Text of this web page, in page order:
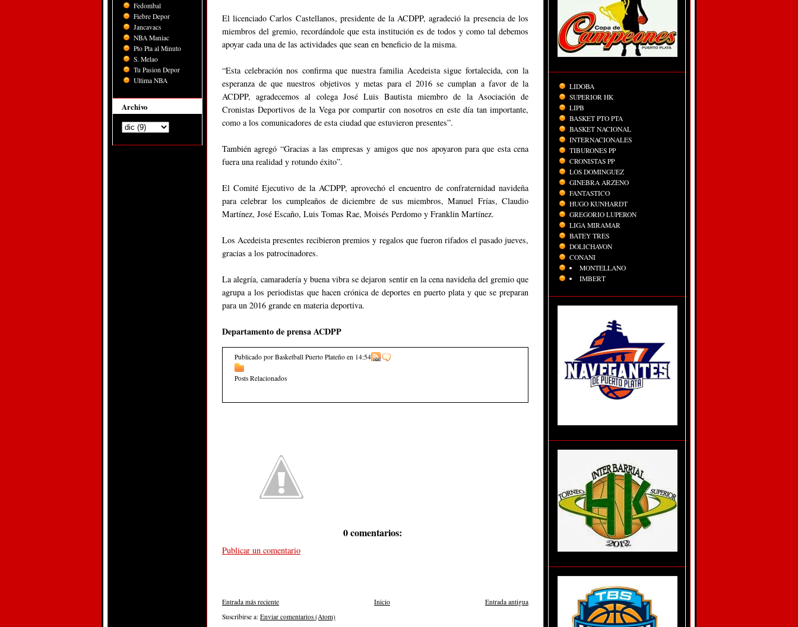
Fedombal
Fiebre Depor
Jancavacs
NBA Maniac
Pto Pta al Minuto
S. Melao
Tu Pasion Depor
Ultima NBA
Archivo
El licenciado Carlos Castellanos, presidente de la ACDPP, agradeció la presencia de los
miembros del gremio, recordándole que esta institución es de todos y como tal debemos
apoyar cada una de las actividades que sean en beneficio de la misma.
“Esta celebración nos confirma que nuestra familia Acedeista sigue fortalecida, con la
esperanza de que nuestros objetivos y metas para el 2016 se cumplan a favor de la
ACDPP, agradecemos al colega José Luis Bautista miembro de la Asociación de
Cronistas Deportivos de la Vega por compartir con nosotros en este día tan importante,
como a los comunicadores de esta ciudad que estuvieron presentes”.
También agregó “Gracias a las empresas y amigos que nos apoyaron para que esta cena
fuera una realidad y rotundo éxito”.
El Comité Ejecutivo de la ACDPP, aprovechó el encuentro de confraternidad navideña
para celebrar los cumpleaños de diciembre de sus miembros, Manuel Frías, Claudio
Martínez, José Escaño, Luis Tomas Rae, Moisés Perdomo y Franklin Martínez.
Los Acedeista presentes recibieron premios y regalos que fueron rifados el pasado jueves,
gracias a los patrocinadores.
La alegría, camaradería y buena vibra se dejaron sentir en la cena navideña del gremio que
agrupa a los periodistas que hacen crónica de deportes en puerto plata y que se preparan
para un 2016 grande en materia deportiva.
Departamento de prensa ACDPP
Publicado por Basketball Puerto Plateño en 14:54
Posts Relacionados
0 comentarios:
Publicar un comentario
Entrada más reciente Entrada antigua
Inicio
Suscribirse a: Enviar comentarios (Atom)
LIDOBA
SUPERIOR HK
LIPB
BASKET PTO PTA
BASKET NACIONAL
INTERNACIONALES
TIBURONES PP
CRONISTAS PP
LOS DOMINGUEZ
GINEBRA ARZENO
FANTASTICO
HUGO KUNHARDT
GREGORIO LUPERON
LIGA MIRAMAR
BATEY TRES
DOLICHAVON
CONANI
MONTELLANO
IMBERT